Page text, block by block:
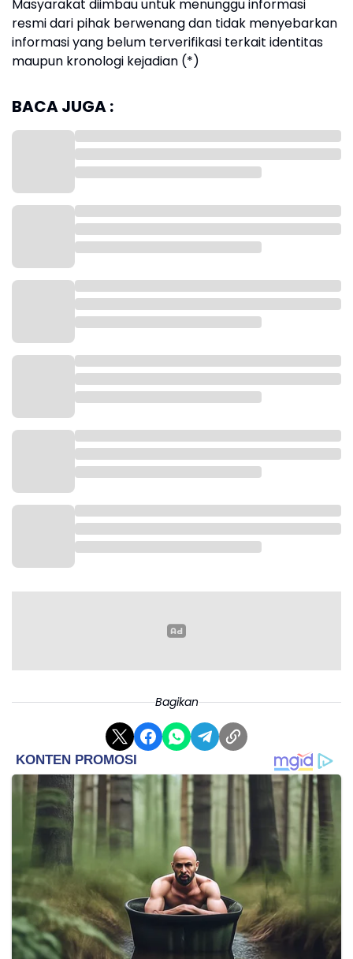
Masyarakat diimbau untuk menunggu informasi
resmi dari pihak berwenang dan tidak menyebarkan
informasi yang belum terverifikasi terkait identitas
maupun kronologi kejadian (*)
BACA JUGA :
Bagikan